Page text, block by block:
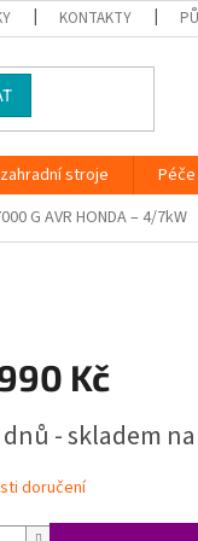
KONTAKTY
stroje
G AVR HONDA – 4/7kW
Kč
dnů - skladem
doručení